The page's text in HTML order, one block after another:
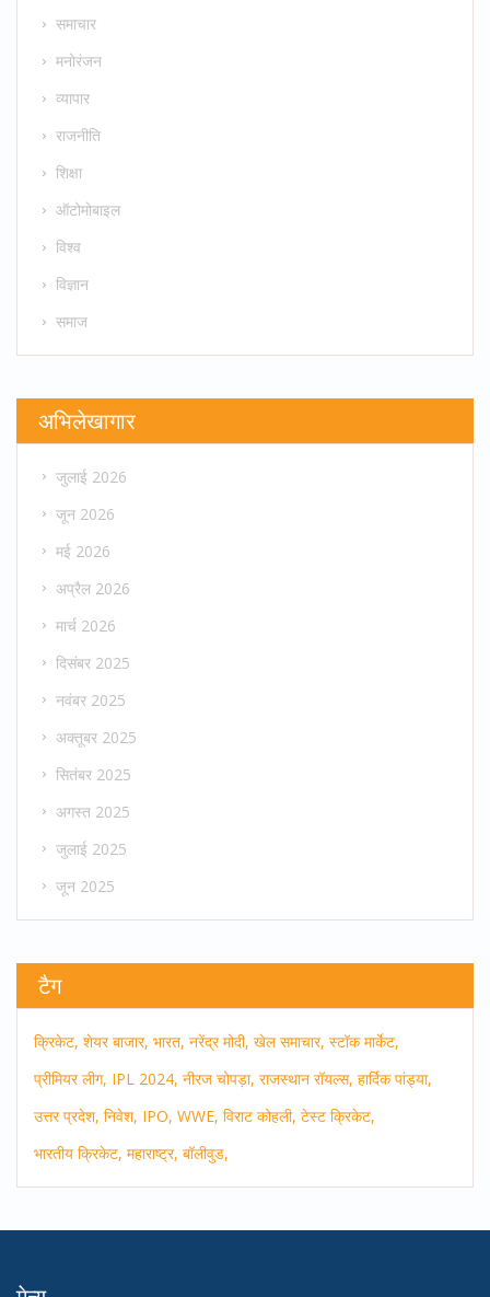
समाचार
मनोरंजन
व्यापार
राजनीति
शिक्षा
ऑटोमोबाइल
विश्व
विज्ञान
समाज
अभिलेखागार
जुलाई 2026
जून 2026
मई 2026
अप्रैल 2026
मार्च 2026
दिसंबर 2025
नवंबर 2025
अक्तूबर 2025
सितंबर 2025
अगस्त 2025
जुलाई 2025
जून 2025
टैग
क्रिकेट, शेयर बाजार, भारत, नरेंद्र मोदी, खेल समाचार, स्टॉक मार्केट,
प्रीमियर लीग, IPL 2024, नीरज चोपड़ा, राजस्थान रॉयल्स, हार्दिक पांड्या,
उत्तर प्रदेश, निवेश, IPO, WWE, विराट कोहली, टेस्ट क्रिकेट,
भारतीय क्रिकेट, महाराष्ट्र, बॉलीवुड,